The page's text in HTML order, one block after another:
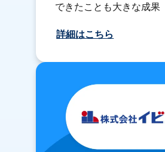
できたことも大きな成果
詳細はこちら